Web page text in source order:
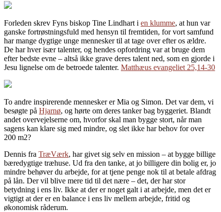
Forleden skrev Fyns biskop Tine Lindhart i en klumme, at hun var
ganske fortrøstningsfuld med hensyn til fremtiden, for vort samfund
har mange dygtige unge mennesker til at tage over efter os ældre.
De har hver især talenter, og hendes opfordring var at bruge dem
efter bedste evne – altså ikke grave deres talent ned, som en gjorde i
Jesu lignelse om de betroede talenter. Matthæus evangeliet 25,14-30
To andre inspirerende mennesker er Mia og Simon. Det var dem, vi
besøgte på Hjarnø, og hørte om deres tanker bag byggeriet. Blandt
andet overvejelserne om, hvorfor skal man bygge stort, når man
sagens kan klare sig med mindre, og slet ikke har behov for over
200 m2?
Dennis fra TræVærk, har givet sig selv en mission – at bygge billige
bæredygtige træhuse. Ud fra den tanke, at jo billigere din bolig er, jo
mindre behøver du arbejde, for at tjene penge nok til at betale afdrag
på lån. Der vil blive mere tid til det nære – det, der har stor
betydning i ens liv. Ikke at der er noget galt i at arbejde, men det er
vigtigt at der er en balance i ens liv mellem arbejde, fritid og
økonomisk råderum.